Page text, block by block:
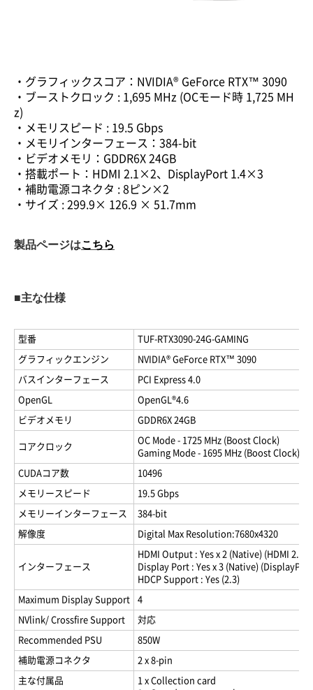
・グラフィックスコア：NVIDIA® GeForce RTX™ 3090
・ブーストクロック : 1,695 MHz (OCモード時 1,725 MH
z)
・メモリスピード : 19.5 Gbps
・メモリインターフェース：384-bit
・ビデオメモリ：GDDR6X 24GB
・搭載ポート：HDMI 2.1×2、DisplayPort 1.4×3
・補助電源コネクタ : 8ピン×2
・サイズ : 299.9× 126.9 × 51.7mm
製品ページはこちら
■主な仕様
型番 TUF-RTX3090-24G-GAMING
グラフィックエンジン NVIDIA® GeForce RTX™ 3090
バスインターフェース PCI Express 4.0
OpenGL OpenGL®4.6
ビデオメモリ GDDR6X 24GB
コアクロック
OC Mode - 1725 MHz (Boost Clock)
Gaming Mode - 1695 MHz (Boost Clock)
CUDAコア数 10496
メモリースピード 19.5 Gbps
メモリーインターフェース 384-bit
解像度 Digital Max Resolution:7680x4320
インターフェース
HDMI Output : Yes x 2 (Native) (HDMI 2.1)
Display Port : Yes x 3 (Native)
HDCP Support : Yes (2.3)
Maximum Display Support 4
NVlink/ Crossfire Support 対応
Recommended PSU 850W
補助電源コネクタ 2 x 8-pin
主な付属品
1 x Collection card